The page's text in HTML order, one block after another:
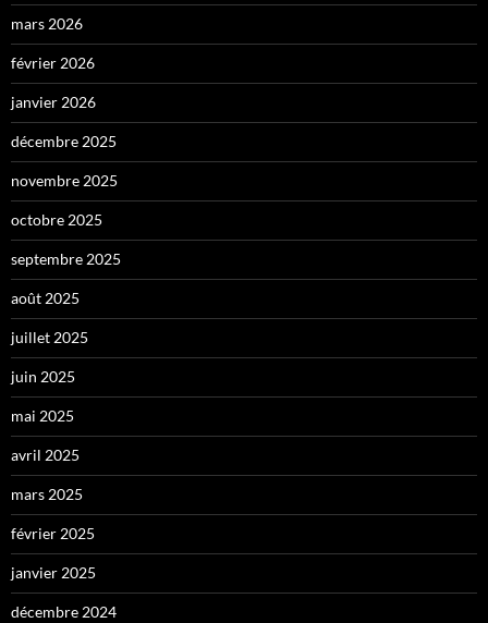
mars 2026
février 2026
janvier 2026
décembre 2025
novembre 2025
octobre 2025
septembre 2025
août 2025
juillet 2025
juin 2025
mai 2025
avril 2025
mars 2025
février 2025
janvier 2025
décembre 2024